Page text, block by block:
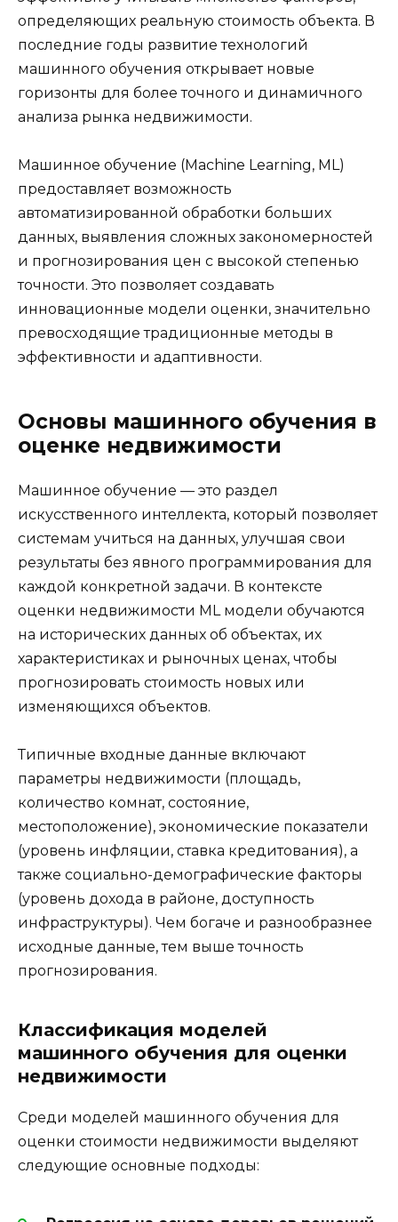
определяющих реальную стоимость объекта. В
последние годы развитие технологий
машинного обучения открывает новые
горизонты для более точного и динамичного
анализа рынка недвижимости.
Машинное обучение (Machine Learning, ML)
предоставляет возможность
автоматизированной обработки больших
данных, выявления сложных закономерностей
и прогнозирования цен с высокой степенью
точности. Это позволяет создавать
инновационные модели оценки, значительно
превосходящие традиционные методы в
эффективности и адаптивности.
Основы машинного обучения в
оценке недвижимости
Машинное обучение — это раздел
искусственного интеллекта, который позволяет
системам учиться на данных, улучшая свои
результаты без явного программирования для
каждой конкретной задачи. В контексте
оценки недвижимости ML модели обучаются
на исторических данных об объектах, их
характеристиках и рыночных ценах, чтобы
прогнозировать стоимость новых или
изменяющихся объектов.
Типичные входные данные включают
параметры недвижимости (площадь,
количество комнат, состояние,
местоположение), экономические показатели
(уровень инфляции, ставка кредитования), а
также социально-демографические факторы
(уровень дохода в районе, доступность
инфраструктуры). Чем богаче и разнообразнее
исходные данные, тем выше точность
прогнозирования.
Классификация моделей
машинного обучения для оценки
недвижимости
Среди моделей машинного обучения для
оценки стоимости недвижимости выделяют
следующие основные подходы: